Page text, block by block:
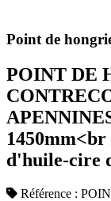
Point de
POINT DE
d'huile-cire
Référence :